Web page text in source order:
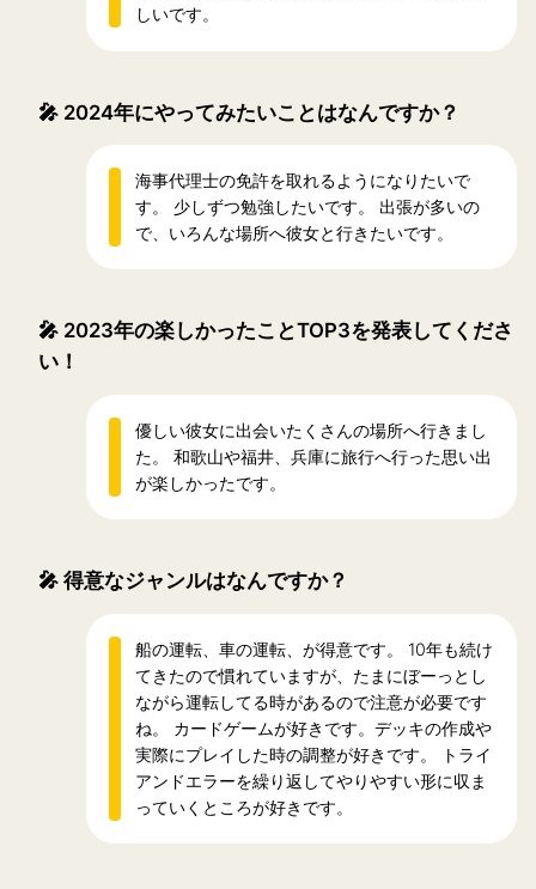
しいです。
🎤 2024年にやってみたいことはなんですか？
海事代理士の免許を取れるようになりたいで
す。 少しずつ勉強したいです。 出張が多いの
で、いろんな場所へ彼女と行きたいです。
🎤 2023年の楽しかったことTOP3を発表してくださ
い！
優しい彼女に出会いたくさんの場所へ行きまし
た。 和歌山や福井、兵庫に旅行へ行った思い出
が楽しかったです。
🎤 得意なジャンルはなんですか？
船の運転、車の運転、が得意です。 10年も続け
てきたので慣れていますが、たまにぼーっとし
ながら運転してる時があるので注意が必要です
ね。 カードゲームが好きです。デッキの作成や
実際にプレイした時の調整が好きです。 トライ
アンドエラーを繰り返してやりやすい形に収ま
っていくところが好きです。